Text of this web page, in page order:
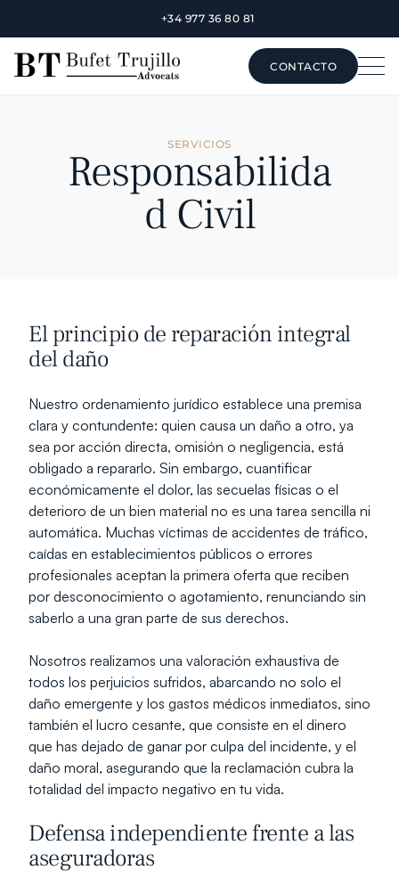
+34 977 36 80 81
CONTACTO
SERVICIOS
Responsabilida
d Civil
El principio de reparación integral
del daño
Nuestro ordenamiento jurídico establece una premisa
clara y contundente: quien causa un daño a otro, ya
sea por acción directa, omisión o negligencia, está
obligado a repararlo. Sin embargo, cuantificar
económicamente el dolor, las secuelas físicas o el
deterioro de un bien material no es una tarea sencilla ni
automática. Muchas víctimas de accidentes de tráfico,
caídas en establecimientos públicos o errores
profesionales aceptan la primera oferta que reciben
por desconocimiento o agotamiento, renunciando sin
saberlo a una gran parte de sus derechos.
Nosotros realizamos una valoración exhaustiva de
todos los perjuicios sufridos, abarcando no solo el
daño emergente y los gastos médicos inmediatos, sino
también el lucro cesante, que consiste en el dinero
que has dejado de ganar por culpa del incidente, y el
daño moral, asegurando que la reclamación cubra la
totalidad del impacto negativo en tu vida.
Defensa independiente frente a las
aseguradoras